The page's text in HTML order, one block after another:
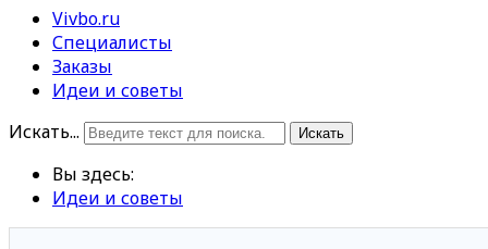
Vivbo.ru
Специалисты
Заказы
Идеи и советы
Искать...
Искать
Вы здесь:
Идеи и советы